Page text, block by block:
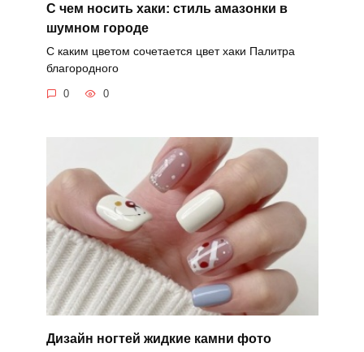
С чем носить хаки: стиль амазонки в
шумном городе
С каким цветом сочетается цвет хаки Палитра
благородного
0 0
Дизайн ногтей жидкие камни фото